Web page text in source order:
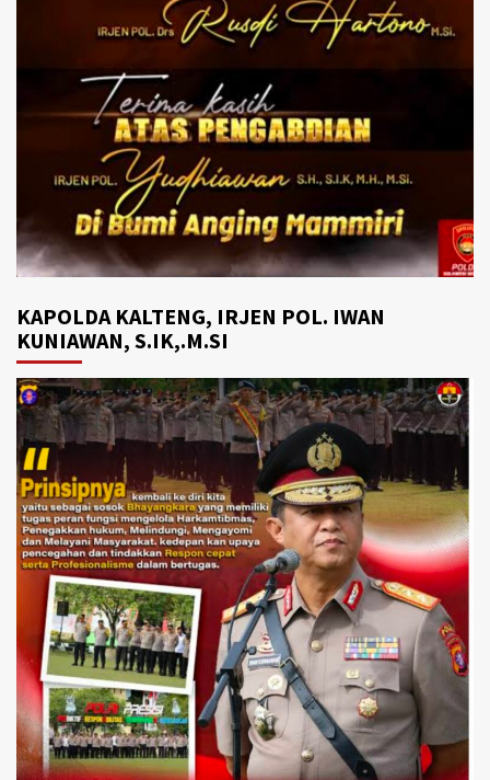
KAPOLDA KALTENG, IRJEN POL. IWAN
KUNIAWAN, S.IK,.M.SI